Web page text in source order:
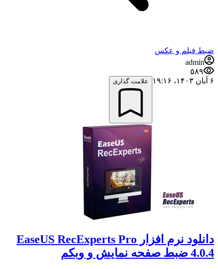
ضبط فيلم و عكس
admin
۵۸۹
۶ آبان ۱۴۰۳،‏ ۱۹:۱۶
علامت گذاری
دانلود نرم افزار EaseUS RecExperts Pro
4.0.4 ضبط صفحه نمایش و وبکم